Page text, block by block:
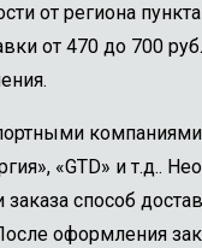
от региона
от 470 до 700
«GTD» и т.д..
способ
оформления